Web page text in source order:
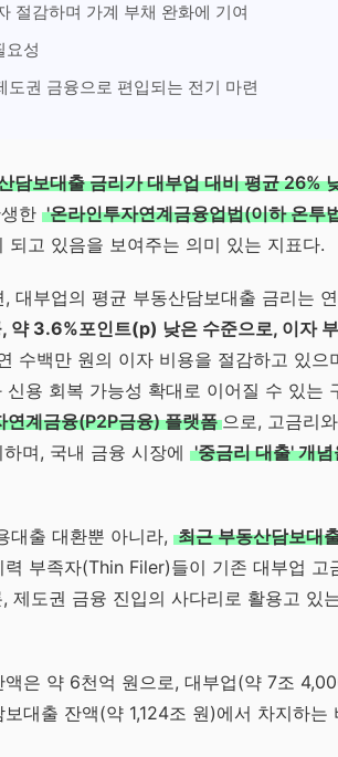
절감하며 가계 부채 완화에 기여
요성
권 금융으로 편입되는 전기 마련
담보대출 금리가 대부업 대비 평균 26%
한 '온라인투자연계금융업법(이하 온투
고 있음을 보여주는 의미 있는 지표다.
대부업의 평균 부동산담보대출 금리는 연
약 3.6%포인트(p) 낮은 수준으로, 이자
수백만 원의 이자 비용을 절감하고 있으
용 회복 가능성 확대로 이어질 수 있는
계금융(P2P금융) 플랫폼 으로, 고금리
며, 국내 금융 시장에 '중금리 대출' 개념
대출 대환뿐 아니라, 최근 부동산담보대
부족자(Thin Filer)들이 기존 대부업 고
제도권 금융 진입의 사다리로 활용고 있
은 약 6천억 원으로, 대부업(약 7조
대출 잔액(약 1,124조 원)에서 차지하는